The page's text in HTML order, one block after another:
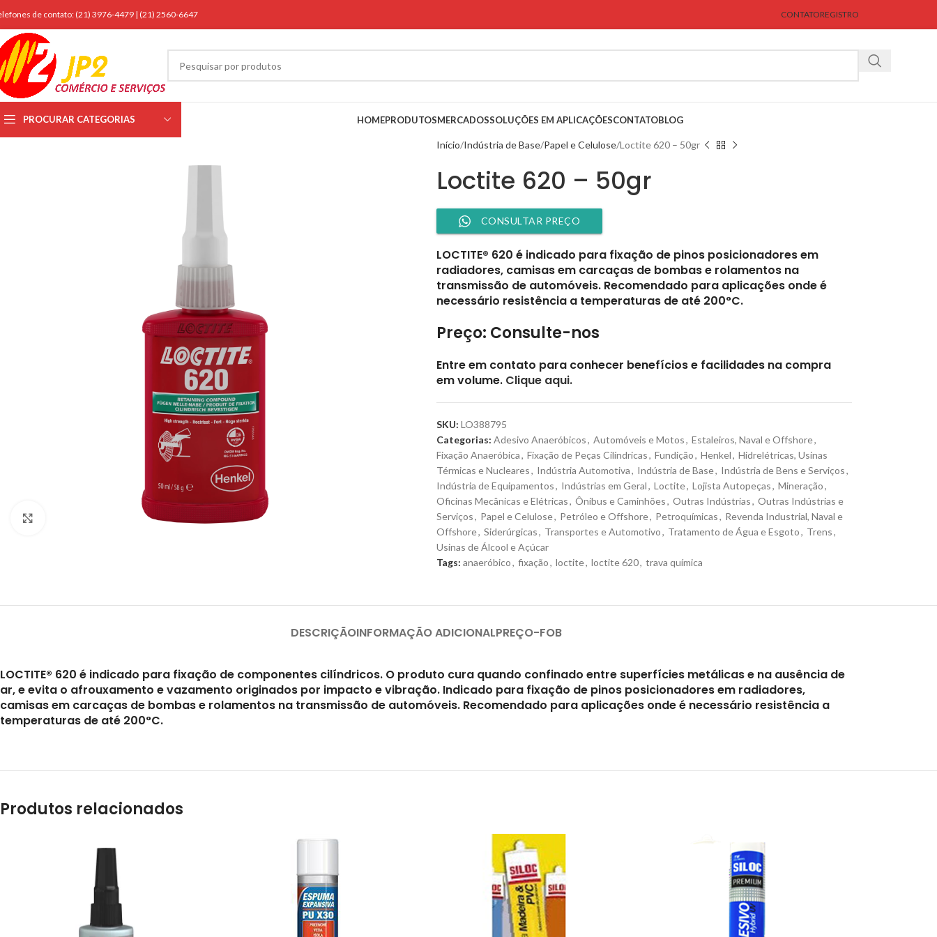
de contato: (21) 3976-4479 | (21) 2560-6647 CONTATOREGISTRO
PROCURAR CATEGORIAS HOMEPRODUTOSMERCADOSSOLUÇÕES EM APLICAÇÕESCONTATOBLOG
Início Indústria de Base Papel e Celulose Loctite 620 – 50gr
Loctite 620 – 50gr
CONSULTAR PREÇO
LOCTITE® 620 é indicado para fixação de pinos posicionadores em
radiadores, camisas em carcaças de bombas e rolamentos na
transmissão de automóveis. Recomendado para aplicações onde é
necessário resistência a temperaturas de até 200°C.
Preço: Consulte-nos
Entre em contato para conhecer benefícios e facilidades na compra
em volume. Clique aqui.
SKU: LO388795
Categorias: Adesivo Anaeróbicos, Automóveis e Motos, Estaleiros, Naval e Offshore,
Fixação Anaeróbica, Fixação de Peças Cilíndricas, Fundição, Henkel, Hidrelétricas, Usinas
Térmicas e Nucleares, Indústria Automotiva, Indústria de Base, Indústria de Bens e Serviços,
Indústria de Equipamentos, Indústrias em Geral, Loctite, Lojista Autopeças, Mineração,
Oficinas Mecânicas e Elétricas, Ônibus e Caminhões, Outras Indústrias, Outras Indústrias e
Serviços, Papel e Celulose, Petróleo e Offshore, Petroquímicas, Revenda Industrial, Naval e
Offshore, Siderúrgicas, Transportes e Automotivo, Tratamento de Água e Esgoto, Trens,
Usinas de Álcool e Açúcar
Tags: anaeróbico, fixação, loctite, loctite 620, trava química
DESCRIÇÃOINFORMAÇÃO ADICIONALPREÇO-FOB
LOCTITE® 620 é indicado para fixação de componentes cilíndricos. O produto cura quando confinado entre superfícies metálicas e na ausência de
ar, e evita o afrouxamento e vazamento originados por impacto e vibração. Indicado para fixação de pinos posicionadores em radiadores,
camisas em carcaças de bombas e rolamentos na transmissão de automóveis. Recomendado para aplicações onde é necessário resistência a
temperaturas de até 200°C.
Produtos relacionados